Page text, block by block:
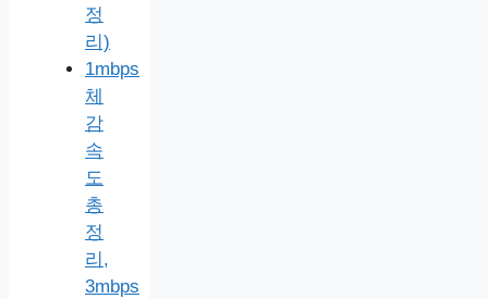
정
리)
1mbps
체
감
속
도
총
정
리,
3mbps